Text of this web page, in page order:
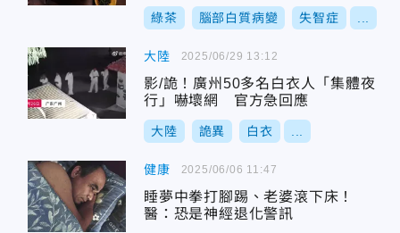
綠茶 腦部白質病變 失智症
大陸
影/詭！廣州50多名白衣人「集體夜
行」嚇壞網 官方急回應
大陸 詭異 白衣
2025/06/29 13:12
健康
睡夢中拳打腳踢、老婆滾下床！
醫：恐是神經退化警訊
2025/06/06 11:47